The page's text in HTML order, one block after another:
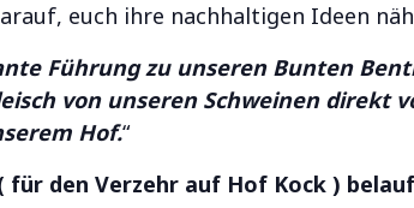
euch ihre nachhaltigen Ideen
Führung zu unseren Bunten
von unseren Schweinen
Hof.“
den Verzehr auf Hof Kock )